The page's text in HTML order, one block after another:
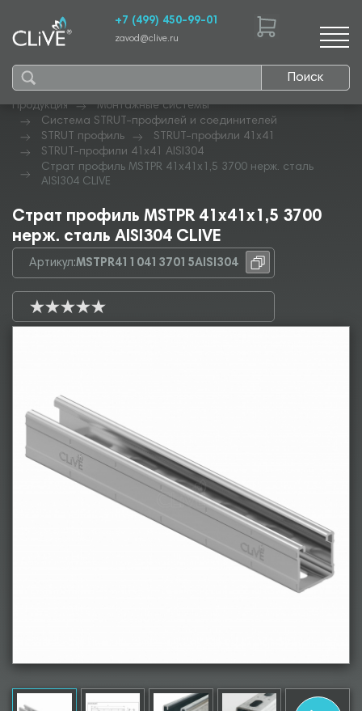
Поиск
+7 (499) 450-99-01
zavod@clive.ru
Продукция
Монтажные системы
Система STRUT-профилей и соединителей
STRUT профиль
STRUT-профили 41х41
STRUT-профили 41х41 AISI304
Страт профиль MSTPR 41х41х1,5 3700 нерж. сталь
AISI304 CLIVE
Страт профиль MSTPR 41х41х1,5 3700
нерж. сталь AISI304 CLIVE
Артикул:MSTPR41104137015AISI304